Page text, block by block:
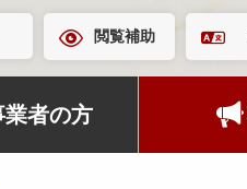
閲覧補助
業者の方